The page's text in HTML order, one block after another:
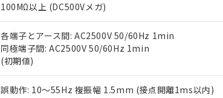
100MΩ以上 (DC500Vメガ)
各端子とアース間: AC2500V 50/60Hz 1min
同極端子間: AC2500V 50/60Hz 1min
(初期値)
誤動作: 10～55Hz 複振幅 1.5mm (接点開離1ms以内)
さい。
※当社の共同利用者とは、"個人情報の共同利
いる法人を指します。
下記の非含有証明書をダウンロードすることができま
EU RoHS指令（10物質）の非含有証明書
51物質の非含有証明書（当社基準）
※本証明書は発行日時点で非含有を証明するもので
また、RoHS指令のフタル酸エステル類４物質の対
混在することから備考欄に対応日を記載しておりまし